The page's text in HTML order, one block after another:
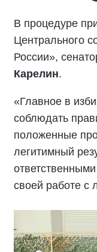
В процедуре
Центрального
России»,
Карелин.
«Главное в
соблюдать
положенные
легитимный
своей работе